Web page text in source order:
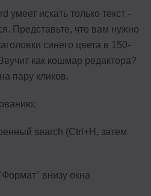
умеет искать только текст -
Представьте, что вам нужно
синего цвета в 150-
как кошмар редактора?
пару кликов.
search (Ctrl+H, затем
внизу окна